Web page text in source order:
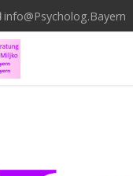
info@Psycholog.Bayern